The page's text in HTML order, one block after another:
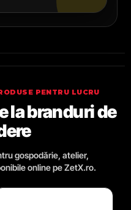
PENTRU LUCRU
la branduri de
gospodărie, atelier,
online pe ZetX.ro.